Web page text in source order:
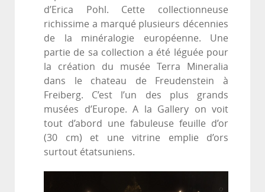
d’Erica Pohl. Cette collectionneuse
richissime a marqué plusieurs décennies
de la minéralogie européenne. Une
partie de sa collection a été léguée pour
la création du musée Terra Mineralia
dans le chateau de Freudenstein à
Freiberg. C’est l’un des plus grands
musées d’Europe. A la Gallery on voit
tout d’abord une fabuleuse feuille d’or
(30 cm) et une vitrine emplie d’ors
surtout étatsuniens.